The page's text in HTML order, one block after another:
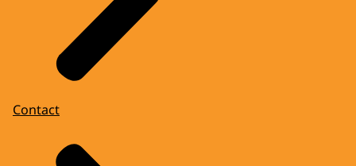
Contact